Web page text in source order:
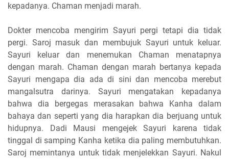
kepadanya. Chaman menjadi marah.
Dokter mencoba mengirim Sayuri pergi tetapi dia tidak
pergi. Saroj masuk dan membujuk Sayuri untuk keluar.
Sayuri keluar dan menemukan Chaman menatapnya
dengan marah. Chaman dengan marah bertanya kepada
Sayuri mengapa dia ada di sini dan mencoba merebut
mangalsutra darinya. Sayuri mengatakan kepadanya
bahwa dia bergegas merasakan bahwa Kanha dalam
bahaya dan seperti yang dia harapkan dia berjuang untuk
hidupnya. Dadi Mausi mengejek Sayuri karena tidak
tinggal di samping Kanha ketika dia paling membutuhkan.
Saroj memintanya untuk tidak menjelekkan Sayuri. Nakul